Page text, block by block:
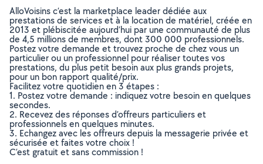
AlloVoisins c’est la marketplace leader dédiée aux
prestations de services et à la location de matériel, créée en
2013 et plébiscitée aujourd’hui par une communauté de plus
de 4,5 millions de membres, dont 300 000 professionnels.
Postez votre demande et trouvez proche de chez vous un
particulier ou un professionnel pour réaliser toutes vos
prestations, du plus petit besoin aux plus grands projets,
pour un bon rapport qualité/prix.
Facilitez votre quotidien en 3 étapes :
1. Postez votre demande : indiquez votre besoin en quelques
secondes.
2. Recevez des réponses d’offreurs particuliers et
professionnels en quelques minutes.
3. Echangez avec les offreurs depuis la messagerie privée et
sécurisée et faites votre choix !
C’est gratuit et sans commission !